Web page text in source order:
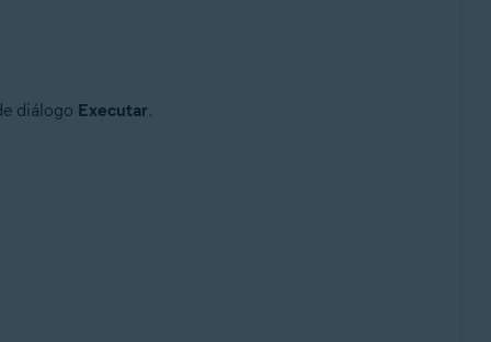
de conveniência, 32/64 bits
diálogo Executar.